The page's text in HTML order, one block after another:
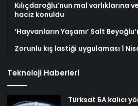
Kılıçdaroğlu’nun mal varlıklarına
haciz konuldu
‘Hayvanların Yaşamı’ Salt
Zorunlu kış lastiği uygulaması 1
Teknoloji Haberleri
Türksat 6A kalıcı